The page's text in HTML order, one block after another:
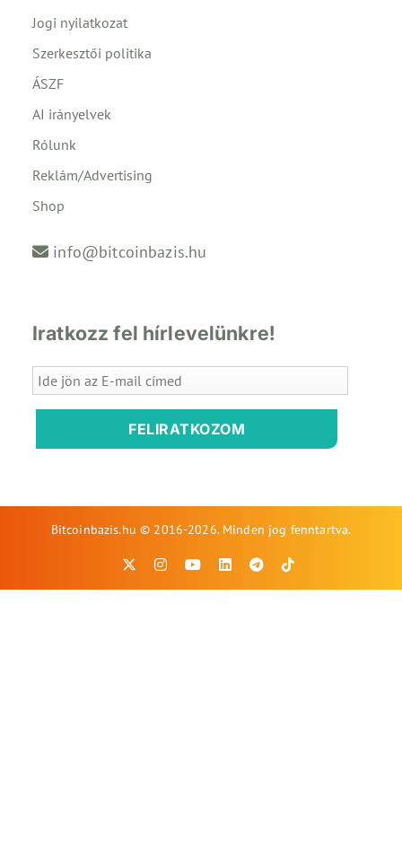
Jogi nyilatkozat
Szerkesztői politika
ÁSZF
AI irányelvek
Rólunk
Reklám/Advertising
Shop
info@bitcoinbazis.hu
Iratkozz fel hírlevelünkre!
FELIRATKOZOM
Bitcoinbazis.hu © 2016-2026. Minden jog fenntartva.